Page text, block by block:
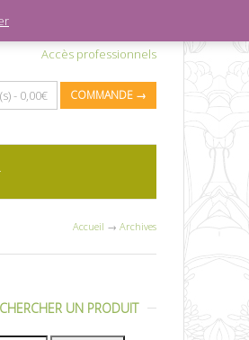
Accès professionnels
- 0,00€ COMMANDE →
Accueil → Archives
UN PRODUIT